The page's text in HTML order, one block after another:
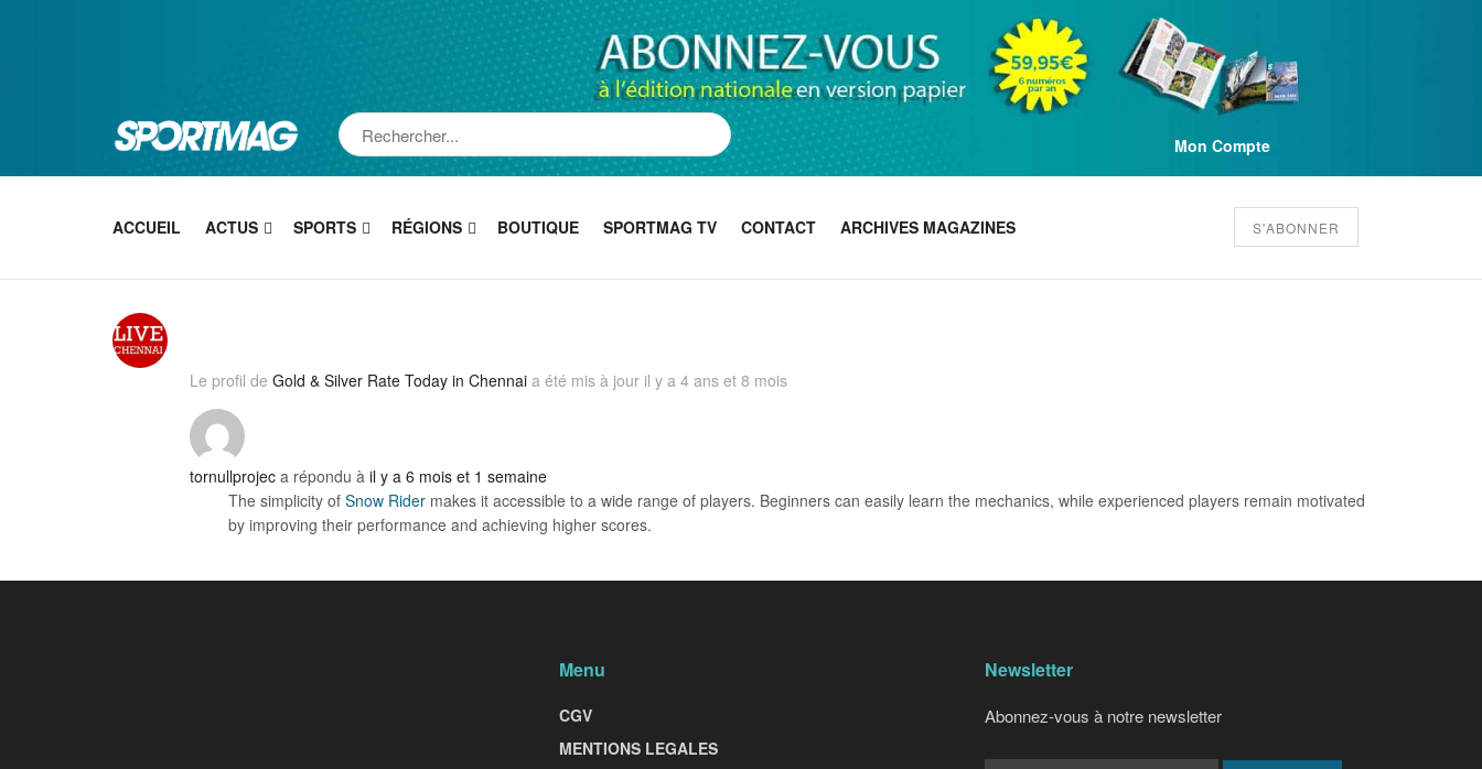
Mon Compte
ACCUEIL ACTUS SPORTS RÉGIONS BOUTIQUE SPORTMAG TV CONTACT ARCHIVES MAGAZINES S'ABONNER
Le profil de Gold & Silver Rate Today in Chennai a été mis à jour il y a 4 ans et 8 mois
tornullprojec a répondu à il y a 6 mois et 1 semaine
The simplicity of Snow Rider makes it accessible to a wide range of players. Beginners can easily learn the mechanics, while experienced players remain motivated
by improving their performance and achieving higher scores.
Menu
CGV
MENTIONS LEGALES
Newsletter
Abonnez-vous à notre newsletter